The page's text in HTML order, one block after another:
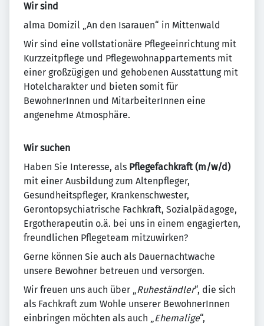
Wir sind
alma Domizil „An den Isarauen“ in Mittenwald
Wir sind eine vollstationäre Pflegeeinrichtung mit
Kurzzeitpflege und Pflegewohnappartements mit
einer großzügigen und gehobenen Ausstattung mit
Hotelcharakter und bieten somit für
BewohnerInnen und MitarbeiterInnen eine
angenehme Atmosphäre.
Wir suchen
Haben Sie Interesse, als Pflegefachkraft (m/w/d)
mit einer Ausbildung zum Altenpfleger,
Gesundheitspfleger, Krankenschwester,
Gerontopsychiatrische Fachkraft, Sozialpädagoge,
Ergotherapeutin o.ä. bei uns in einem engagierten,
freundlichen Pflegeteam mitzuwirken?
Gerne können Sie auch als Dauernachtwache
unsere Bewohner betreuen und versorgen.
Wir freuen uns auch über „Ruheständler“, die sich
als Fachkraft zum Wohle unserer BewohnerInnen
einbringen möchten als auch „Ehemalige“,